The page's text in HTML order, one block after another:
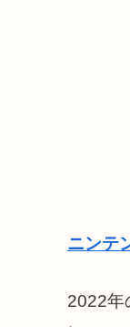
ニンテ
2022年